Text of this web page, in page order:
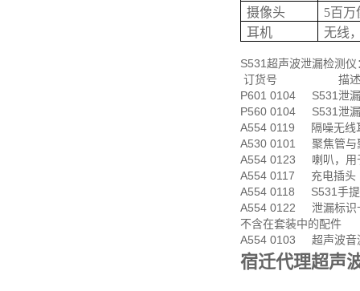
摄像头
5百万
耳机
无线
S531超声波泄漏检测仪
订货号 描述
P601 0104 S531泄漏
P560 0104 S531泄
A554 0119 隔噪无线
A530 0101 聚焦管与
A554 0123 喇叭，用
A554 0117 充电插头
A554 0118 S531手
A554 0122 泄漏标识
不含在套装中的配件
A554 0103 超声波音
宿迁代理超声